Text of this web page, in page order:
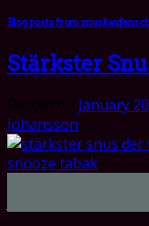
Blog posts from
Stärkster
January
Johansson